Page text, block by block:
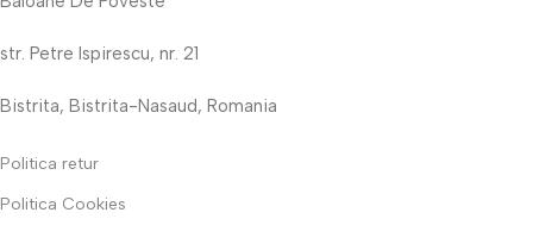
str. Petre Ispirescu, nr. 21
Bistrita, Bistrita-Nasaud, Romania
Politica retur
Politica Cookies